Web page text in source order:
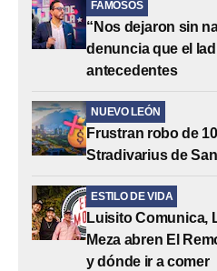
FAMOSOS
“Nos dejaron sin
denuncia que el
antecedentes
NUEVO LEÓN
Frustran robo de
Stradivarius de
ESTILO DE VIDA
Luisito Comunica,
Meza abren El
y dónde ir a comer